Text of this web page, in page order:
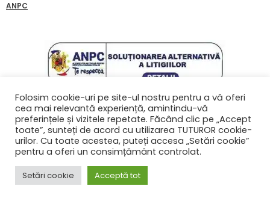
ANPC
Contact
0761601933
contact@biafanoptix.ro
© Copyright 2022 biafanoptix.ro | Realizat în cadrul proiectului
Folosim cookie-uri pe site-ul nostru pentru a vă oferi
cea mai relevantă experiență, amintindu-vă
preferințele și vizitele repetate. Făcând clic pe „Accept
toate”, sunteți de acord cu utilizarea TUTUROR cookie-
urilor. Cu toate acestea, puteți accesa „Setări cookie”
pentru a oferi un consimțământ controlat.
Setări cookie Acceptă tot